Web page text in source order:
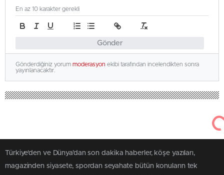
Gönder
En az 10 karakter gerekli
Gönderdiğiniz yorum moderasyon ekibi tarafından incelendikten sonra
yayınlanacaktır.
Türkiye'den ve Dünya’dan son dakika haberler, köşe yazıları,
magazinden siyasete, spordan seyahate bütün konuların tek